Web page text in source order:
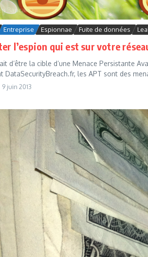
Entreprise Espionnae Fuite de données
l’espion qui est sur votre
d’être la cible d’une Menace Persistante
DataSecurityBreach.fr, les APT sont des
9 juin 2013